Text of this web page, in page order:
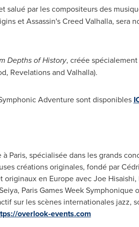
salué par les compositeurs des
et Assassin's Creed Valhalla, sera
Depths of History, créée
Revelations and Valhalla).
Adventure sont disponibles
à Paris, spécialisée dans les grands
créations originales, fondé par
originaux en Europeavec Joe Hisaishi,
ParisGames Week Symphonique
sur les scènes internationales jazz,
overlook-events.com